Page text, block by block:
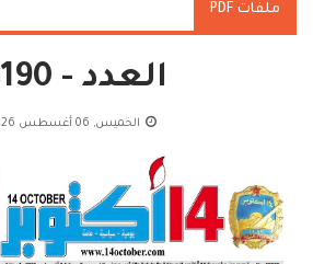
ملفات PDF
العدد - 18190
الخميس, 06 أغسطس 2026